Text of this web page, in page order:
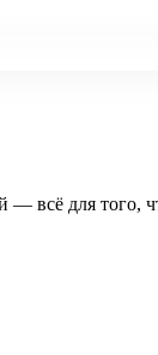
всё для того,